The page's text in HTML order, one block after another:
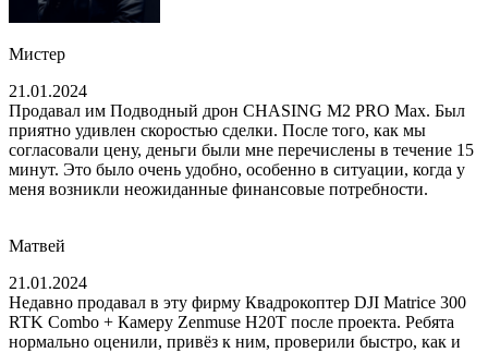
Мистер
21.01.2024
Продавал им Подводный дрон CHASING M2 PRO Max. Был
приятно удивлен скоростью сделки. После того, как мы
согласовали цену, деньги были мне перечислены в течение 15
минут. Это было очень удобно, особенно в ситуации, когда у
меня возникли неожиданные финансовые потребности.
Матвей
21.01.2024
Недавно продавал в эту фирму Квадрокоптер DJI Matrice 300
RTK Combo + Камеру Zenmuse H20T после проекта. Ребята
нормально оценили, привёз к ним, проверили быстро, как и